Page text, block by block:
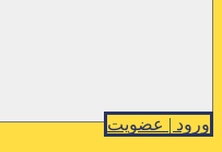
ورود | عضویت